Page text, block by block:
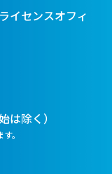
イセンスオフィ
は除く）
。